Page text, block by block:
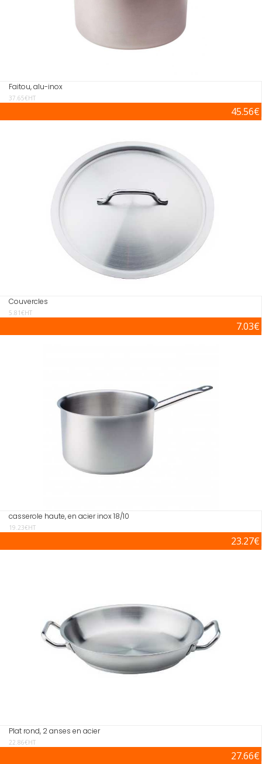
Faitou, alu-inox
37.65€HT
45.56€
Couvercles
5.81€HT
7.03€
casserole haute, en acier inox 18/10
19.23€HT
23.27€
Plat rond, 2 anses en acier
22.86€HT
27.66€